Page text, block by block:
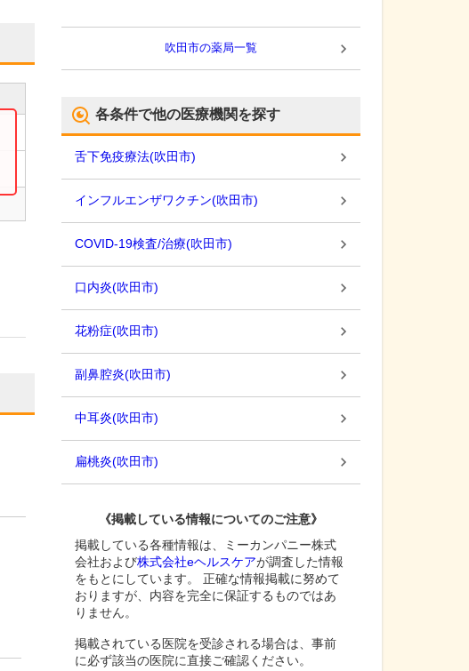
吹田市の薬局一覧
各条件で他の医療機関を探す
舌下免疫療法(吹田市)
インフルエンザワクチン(吹田市)
COVID-19検査/治療(吹田市)
口内炎(吹田市)
花粉症(吹田市)
副鼻腔炎(吹田市)
中耳炎(吹田市)
扁桃炎(吹田市)
《掲載している情報についてのご注意》
掲載している各種情報は、ミーカンパニー株式
会社および株式会社eヘルスケアが調査した情報
をもとにしています。 正確な情報掲載に努めて
おりますが、内容を完全に保証するものではあ
りません。
掲載されている医院を受診される場合は、事前
に必ず該当の医院に直接ご確認ください。